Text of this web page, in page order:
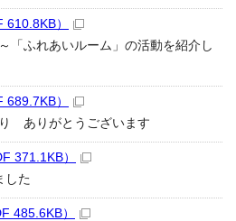
）
「ふれあいルーム」の活動を紹介し
）
ありがとうございます
371.1KB）
した
485.6KB）